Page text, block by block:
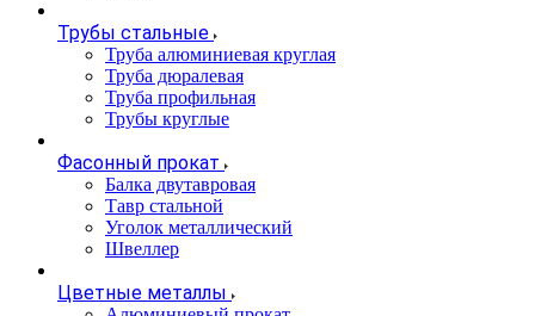
Трубы стальные
Труба алюминиевая круглая
Труба дюралевая
Труба профильная
Трубы круглые
Фасонный прокат
Балка двутавровая
Тавр стальной
Уголок металлический
Швеллер
Цветные металлы